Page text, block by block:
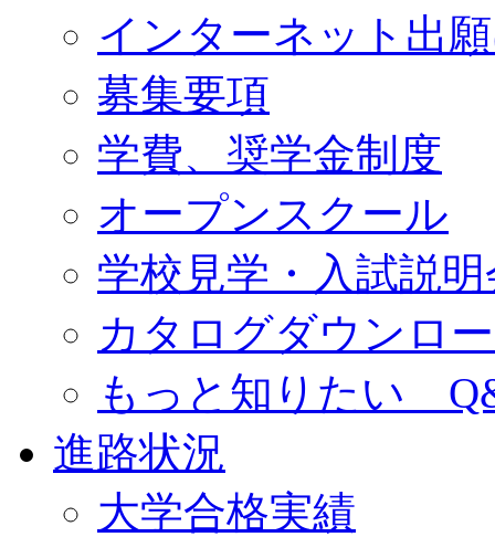
インターネット出
募集要項
学費、奨学金制度
オープンスクール
学校見学・入試説明
カタログダウンロ
もっと知りたい
進路状況
大学合格実績